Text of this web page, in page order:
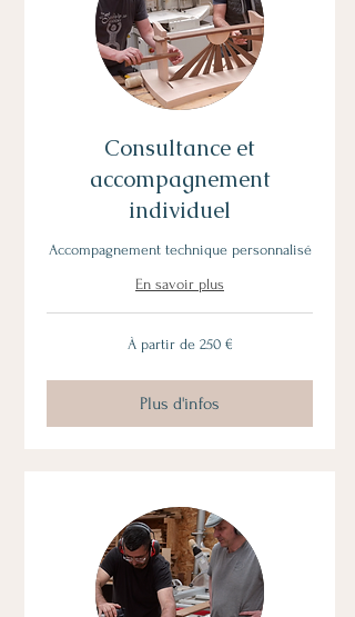
Consultance et
accompagnement
individuel
Accompagnement technique personnalisé
En savoir plus
À partir de 250 €
Plus d'infos